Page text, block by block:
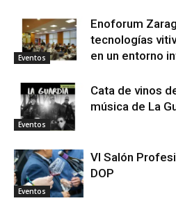
Eventos
Enoforum
tecnologías
en un entorno
Eventos
Cata de vinos
música de La
Eventos
VI Salón
DOP